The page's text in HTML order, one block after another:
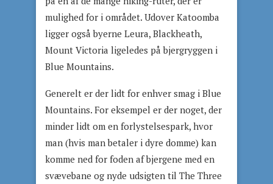
mulighed for i området. Udover Katoomba
ligger også byerne Leura, Blackheath,
Mount Victoria ligeledes på bjergryggen i
Blue Mountains.
Generelt er der lidt for enhver smag i Blue
Mountains. For eksempel er der noget, der
minder lidt om en forlystelsespark, hvor
man (hvis man betaler i dyre domme) kan
komme ned for foden af bjergene med en
svævebane og nyde udsigten til The Three